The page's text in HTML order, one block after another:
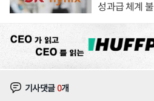
성과급 체계
기사댓글0개